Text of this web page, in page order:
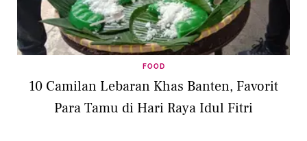
FOOD
10 Camilan Lebaran Khas Banten, Favorit
Para Tamu di Hari Raya Idul Fitri